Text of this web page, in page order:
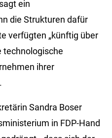
ein
die Strukturen dafür
verfügten „künftig über
technologische
ihrer
Sandra Boser
in FDP-Hand